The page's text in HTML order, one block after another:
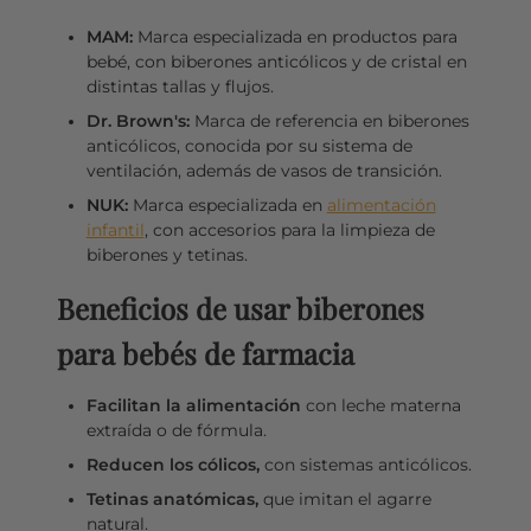
MAM:Marca especializada en productos para
bebé, con biberones anticólicos y de cristal en
distintas tallas y flujos.
Dr. Brown's:Marca de referencia en biberones
anticólicos, conocida por su sistema de
ventilación, además de vasos de transición.
NUK:Marca especializada en alimentación
infantil, con accesorios para la limpieza de
biberones y tetinas.
Beneficios de usar biberones
para bebés de farmacia
Facilitan la alimentación con leche materna
extraída o de fórmula.
Reducen los cólicos,con sistemas anticólicos.
Tetinas anatómicas,que imitan el agarre
natural.